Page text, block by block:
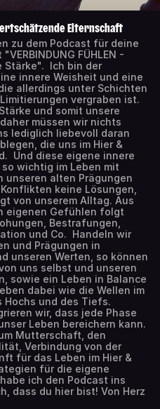
wertschätzende Elternschaft
zu dem Podcast für deine
FÜHLEN -
Stärke". Ich bin der
innere Weisheit und eine
allerdings unter Schichten
vergraben ist.
und somit unsere
müssen wir nichts
lediglich liebevoll daran
die uns im Hier &
Und diese eigene innere
wichtig im Leben mit
alten Prägungen
keine Lösungen,
von unserem Alltag. Aus
eigenen Gefühlen folgt
Bestrafungen,
und Co. Handeln wir
und Prägungen in
unseren Werten, so können
uns selbst und unseren
sowie ein Leben in Balance
dabei wie die Wellen im
Hochs und des Tiefs.
wir, dass jede Phase
Leben bereichern kann.
Mutterschaft, den
Verbindung von der
für das Leben im Hier &
für die eigene
ich den Podcast ins
dass du hier bist! Von Herz